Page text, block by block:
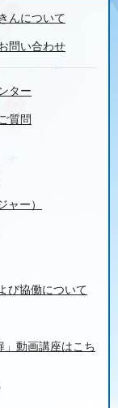
んについて
問い合わせ
ター
質問
ー）
び協働について
」動画講座はこち